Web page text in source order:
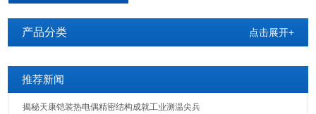
产品分类 点击展开+
推荐新闻
揭秘天康铠装热电偶精密结构成就工业测温尖兵